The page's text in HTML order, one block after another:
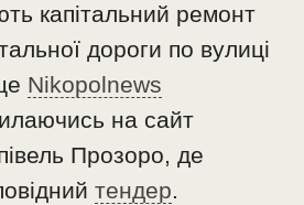
капітальний ремонт
дороги по вулиці
Nikopolnews
на сайт
Прозоро, де
тендер.